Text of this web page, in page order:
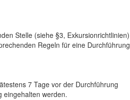
Stelle (siehe §3, Exkursionrichtlinien)
Regeln für eine Durchführung
7 Tage vor der Durchführung
eingehalten werden.